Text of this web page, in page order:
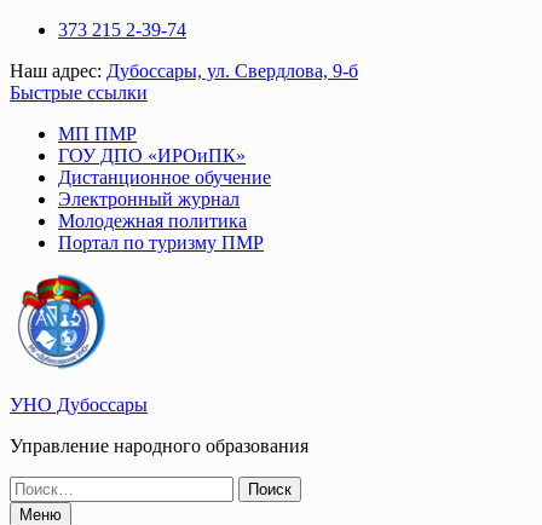
Перейти
содержимому
373 215 2-39-74
Наш адрес: Дубоссары, ул. Свердлова, 9-б
Быстрые ссылки
МП ПМР
ГОУ ДПО «ИРОиПК»
Дистанционное обучение
Электронный журнал
Молодежная политика
Портал по туризму ПМР
УНО Дубоссары
Управление народного образования
Поиск
по:Меню